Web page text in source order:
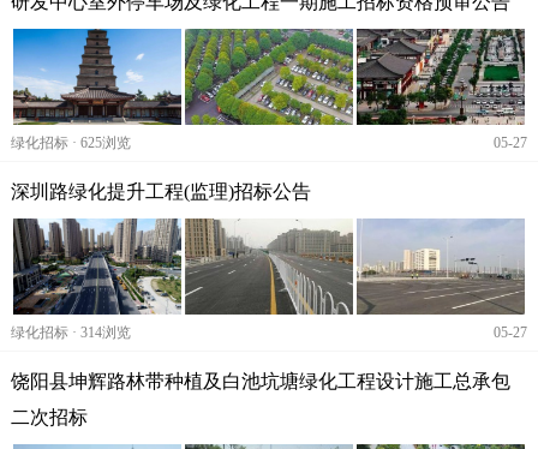
05-27
绿化招标 · 625浏览
深圳路绿化提升工程(监理)招标公告
05-27
绿化招标 · 314浏览
饶阳县坤辉路林带种植及白池坑塘绿化工程设计施工总承包
二次招标